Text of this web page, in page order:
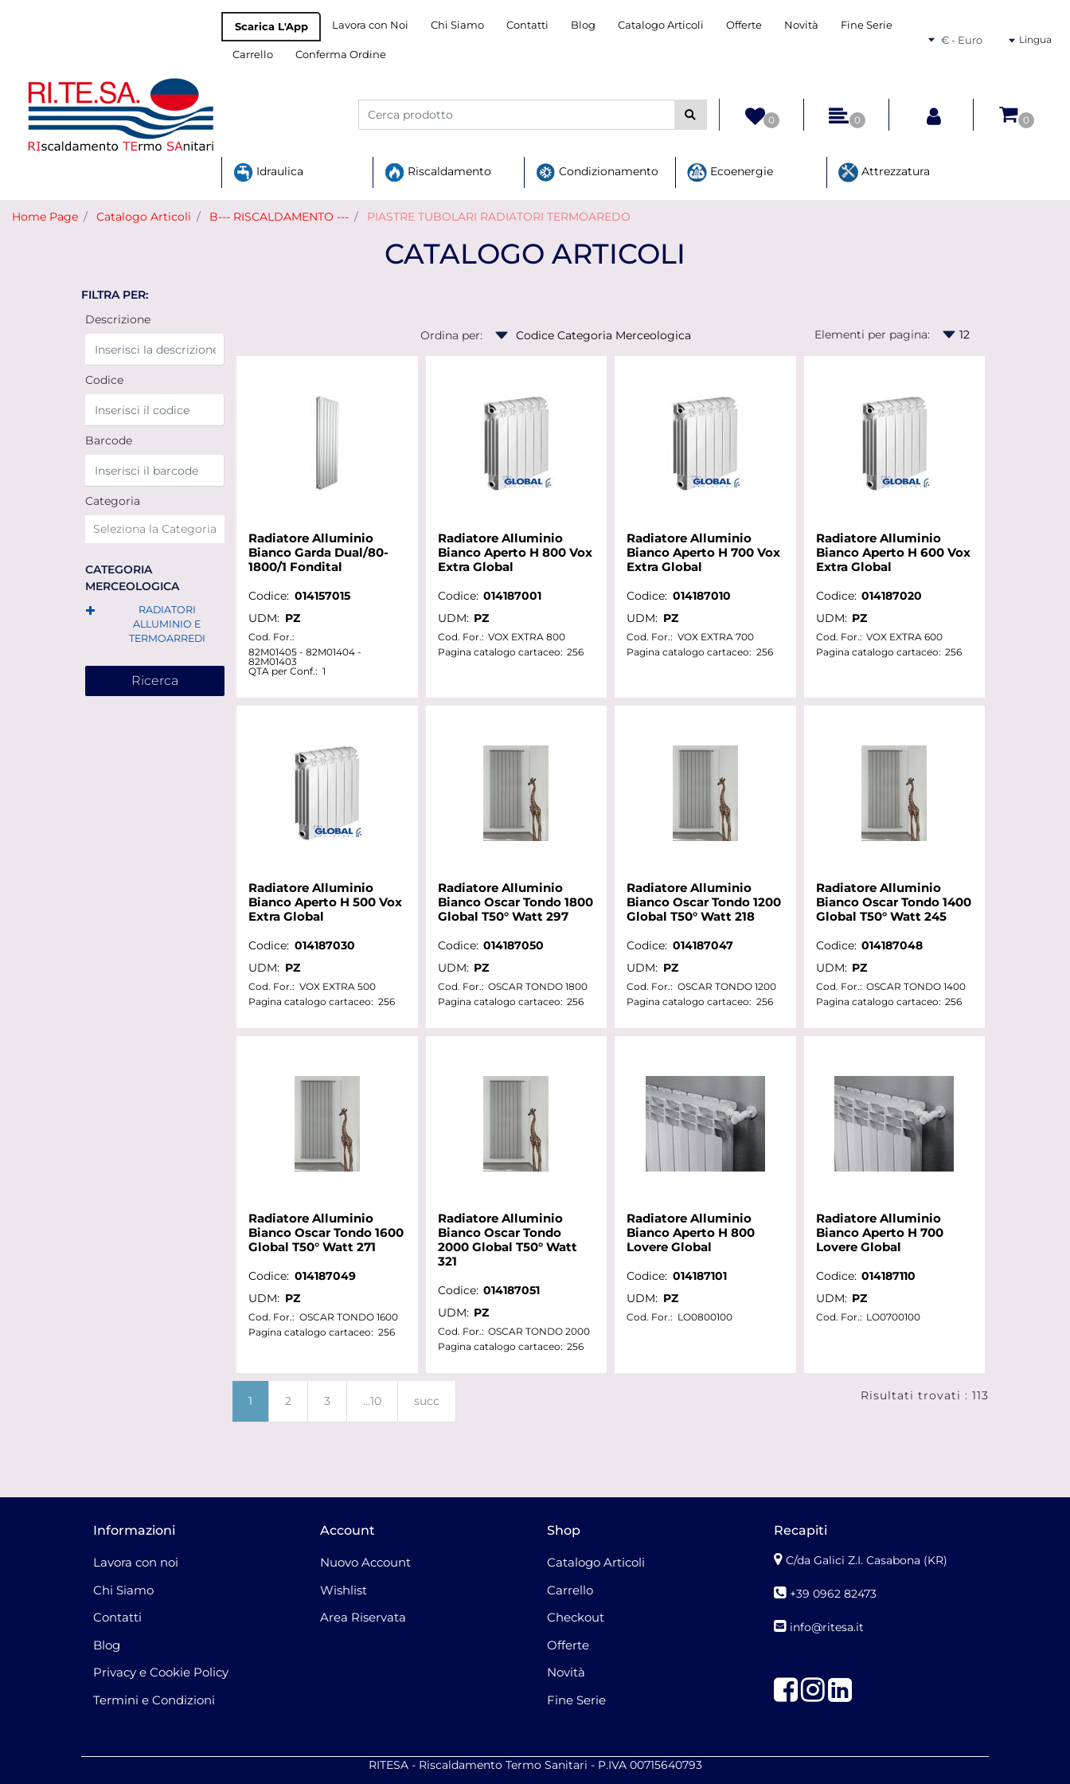
Scarica L'App Lavora con Noi Chi Siamo Contatti Blog Catalogo Articoli Offerte Novità Fine Serie
Carrello Conferma Ordine
Seleziona una valuta
Lingua
0 0 0
Idraulica Riscaldamento Condizionamento Ecoenergie Attrezzatura
Home Page Catalogo Articoli B--- RISCALDAMENTO --- PIASTRE TUBOLARI RADIATORI TERMOAREDO
CATALOGO ARTICOLI
FILTRA PER:
Descrizione
Codice
Barcode
Categoria
CATEGORIA
MERCEOLOGICA
RADIATORI
ALLUMINIO E
TERMOARREDI
Ordina per: Elementi per pagina:
Radiatore Alluminio
Bianco Garda Dual/80-
1800/1 Fondital
Codice: 014157015
UDM: PZ
Cod. For.:
82M01405 - 82M01404 -
82M01403
QTA per Conf.: 1
Radiatore Alluminio
Bianco Aperto H 800 Vox
Extra Global
Codice: 014187001
UDM: PZ
Cod. For.: VOX EXTRA 800
Pagina catalogo cartaceo: 256
Radiatore Alluminio
Bianco Aperto H 700 Vox
Extra Global
Codice: 014187010
UDM: PZ
Cod. For.: VOX EXTRA 700
Pagina catalogo cartaceo: 256
Radiatore Alluminio
Bianco Aperto H 600 Vox
Extra Global
Codice: 014187020
UDM: PZ
Cod. For.: VOX EXTRA 600
Pagina catalogo cartaceo: 256
Radiatore Alluminio
Bianco Aperto H 500 Vox
Extra Global
Codice: 014187030
UDM: PZ
Cod. For.: VOX EXTRA 500
Pagina catalogo cartaceo: 256
Radiatore Alluminio
Bianco Oscar Tondo 1800
Global T50° Watt 297
Codice: 014187050
UDM: PZ
Cod. For.: OSCAR TONDO 1800
Pagina catalogo cartaceo: 256
Radiatore Alluminio
Bianco Oscar Tondo 1200
Global T50° Watt 218
Codice: 014187047
UDM: PZ
Cod. For.: OSCAR TONDO 1200
Pagina catalogo cartaceo: 256
Radiatore Alluminio
Bianco Oscar Tondo 1400
Global T50° Watt 245
Codice: 014187048
UDM: PZ
Cod. For.: OSCAR TONDO 1400
Pagina catalogo cartaceo: 256
Radiatore Alluminio
Bianco Oscar Tondo 1600
Global T50° Watt 271
Codice: 014187049
UDM: PZ
Cod. For.: OSCAR TONDO 1600
Pagina catalogo cartaceo: 256
Radiatore Alluminio
Bianco Oscar Tondo
2000 Global T50° Watt
321
Codice: 014187051
UDM: PZ
Cod. For.: OSCAR TONDO 2000
Pagina catalogo cartaceo: 256
Radiatore Alluminio
Bianco Aperto H 800
Lovere Global
Codice: 014187101
UDM: PZ
Cod. For.: LO0800100
Radiatore Alluminio
Bianco Aperto H 700
Lovere Global
Codice: 014187110
UDM: PZ
Cod. For.: LO0700100
Risultati trovati : 113
1 2 3 ...10 succ
Informazioni
Lavora con noi
Chi Siamo
Contatti
Blog
Privacy e Cookie Policy
Termini e Condizioni
Account
Nuovo Account
Wishlist
Area Riservata
Shop
Catalogo Articoli
Carrello
Checkout
Offerte
Novità
Fine Serie
Recapiti
C/da Galici Z.I. Casabona (KR)
+39 0962 82473
info@ritesa.it
FacebookInstagram
LinkedIn
RITESA - Riscaldamento Termo Sanitari - P.IVA 00715640793